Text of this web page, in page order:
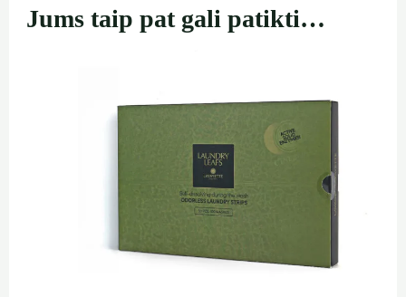
Jums taip pat gali patikti…